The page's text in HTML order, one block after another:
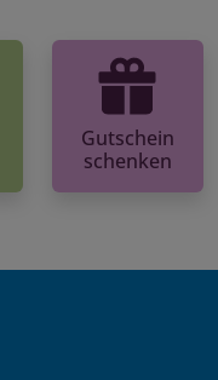
Gutschein
schenken